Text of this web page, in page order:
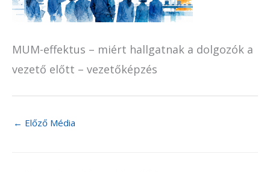
MUM-effektus – miért hallgatnak a dolgozók a
vezető előtt – vezetőképzés
← Előző Média